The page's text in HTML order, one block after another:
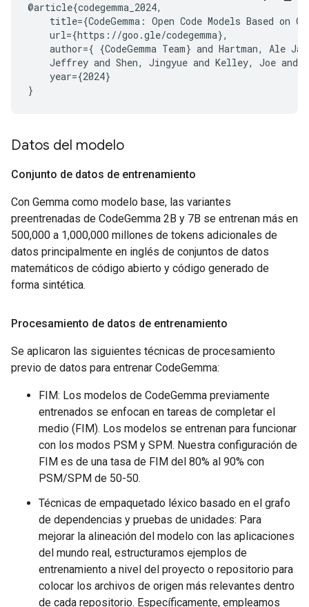
@article{codegemma_2024,
title={CodeGemma: Open Code Models Based on
    url={https://goo.gle/codegemma},
author={ {CodeGemma Team} and Hartman, Ale
Jeffrey and Shen, Jingyue and Kelley, Joe and
    year={2024}
Datos del modelo
Conjunto de datos de entrenamiento
Con Gemma como modelo base, las variantes
preentrenadas de CodeGemma 2B y 7B se entrenan más en
500,000 a 1,000,000 millones de tokens adicionales de
datos principalmente en inglés de conjuntos de datos
matemáticos de código abierto y código generado de
forma sintética.
Procesamiento de datos de entrenamiento
Se aplicaron las siguientes técnicas de procesamiento
previo de datos para entrenar CodeGemma:
FIM: Los modelos de CodeGemma previamente
entrenados se enfocan en tareas de completar el
medio (FIM). Los modelos se entrenan para funcionar
con los modos PSM y SPM. Nuestra configuración de
FIM es de una tasa de FIM del 80% al 90% con
PSM/SPM de 50-50.
Técnicas de empaquetado léxico basado en el grafo
de dependencias y pruebas de unidades: Para
mejorar la alineación del modelo con las aplicaciones
del mundo real, estructuramos ejemplos de
entrenamiento a nivel del proyecto o repositorio para
colocar los archivos de origen más relevantes dentro
de cada repositorio. Específicamente, empleamos